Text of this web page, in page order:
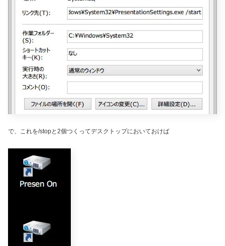
で、これを/stopと2個つくってデスクトップにおいておけば